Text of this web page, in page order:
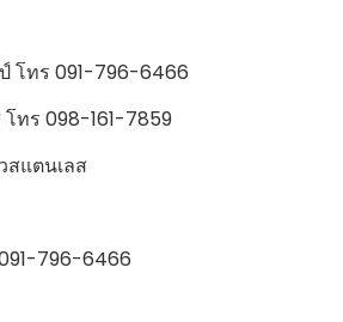
โทร 091-796-6466
ทร 098-161-7859
สแตนเลส
796-6466